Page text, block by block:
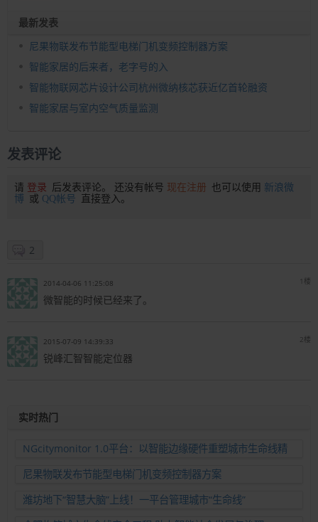
最新发表
尼果物联发布节能型电梯门机变频控制器方案
智能家居的后来者，老字号的入
智能物联网芯片设计公司杭州微纳核芯获近亿首轮融资
智能家居与室内空气质量监测
发表评论
请 登录 后发表评论。 还没有帐号 现在注册 也可以使用 新浪微
博 或 QQ帐号 直接登入。
2
2014-04-06 11:25:08 1楼
微智能的时候已经来了。
2015-07-09 14:39:33 2楼
锐峰汇智智能定位器
实时热门
NGcitymonitor 1.0平台：以智能边缘硬件重塑城市生命线精
准运维新范式
尼果物联发布节能型电梯门机变频控制器方案
潍坊地下“智慧大脑”上线！一平台管理城市“生命线”